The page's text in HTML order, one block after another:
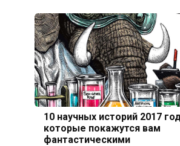
10 научных историй 2017
которые покажутся вам
фантастическими